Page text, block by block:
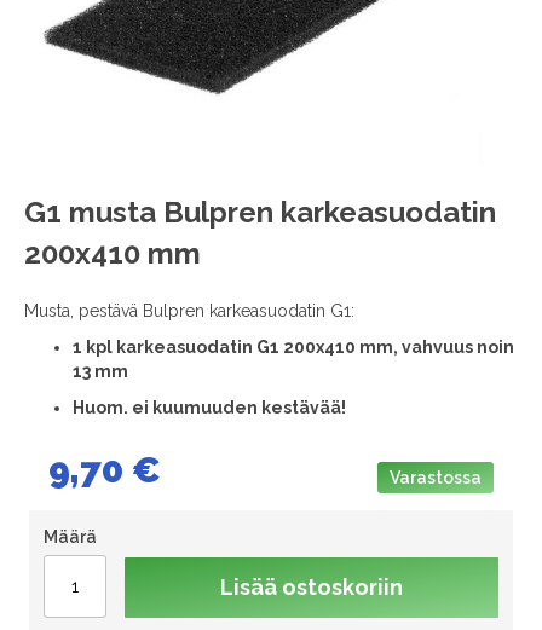
G1 musta Bulpren karkeasuodatin
200x410 mm
Musta, pestävä Bulpren karkeasuodatin G1:
1 kpl karkeasuodatin G1 200x410 mm, vahvuus noin
13 mm
Huom. ei kuumuuden kestävää!
9,70 € Varastossa
Määrä
Lisää ostoskoriin
Skip
to
the
of
images
gallery